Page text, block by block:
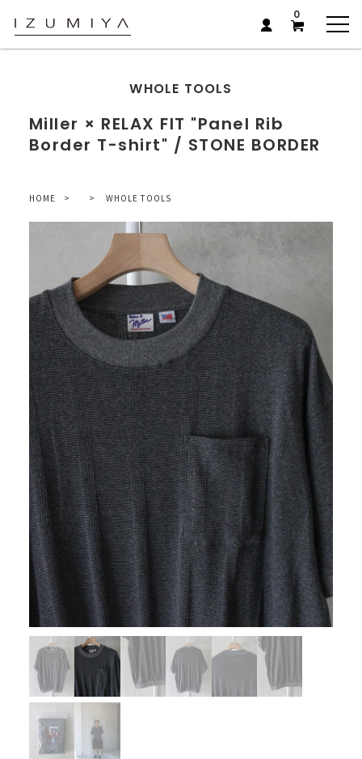
0
WHOLE TOOLS
Miller × RELAX FIT "Panel Rib
Border T-shirt" / STONE BORDER
HOME WHOLE TOOLS